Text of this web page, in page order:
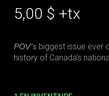
5,00 $ +tx
POV’s biggest issue ever
history of Canada’s